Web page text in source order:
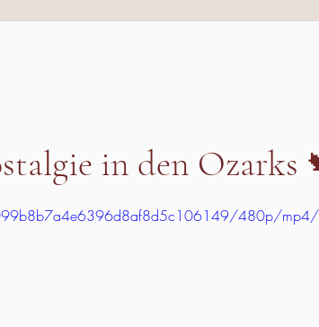
in den Ozarks
480p/mp4/